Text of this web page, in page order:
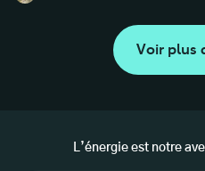
Voir plus
L’énergie est notre